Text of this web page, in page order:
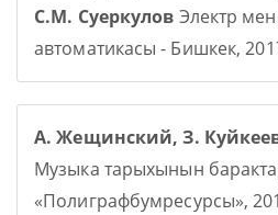
С.М. Суеркулов Электр
автоматикасы - Бишкек,
А. Жещинский, З.
Музыка тарыхынын
«Полиграфбумресурсы»,